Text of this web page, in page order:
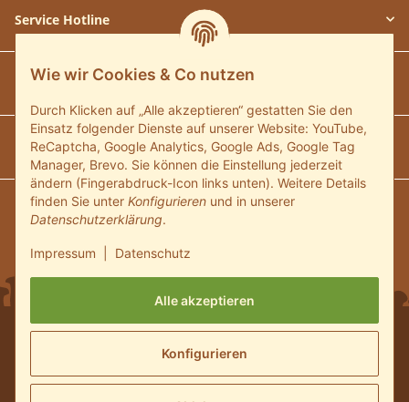
Alle akzeptieren
Konfigurieren
Wie wir Cookies & Co nutzen
Durch Klicken auf „Alle akzeptieren“ gestatten Sie den
Einsatz folgender Dienste auf unserer Website: YouTube,
ReCaptcha, Google Analytics, Google Ads, Google Tag
Manager, Brevo. Sie können die Einstellung jederzeit
ändern (Fingerabdruck-Icon links unten). Weitere Details
finden Sie unter Konfigurieren und in unserer
Datenschutzerklärung.
Impressum Datenschutz
Service Hotline
Unsere Communitys
Unsere Zahlungsarten
Wir versenden mit:
Nachnahmegebühren, wenn nicht anders beschrieben
© 2024 Pilzmaennchen.de Shop - Alle Rechte vorbehalten.Powered by